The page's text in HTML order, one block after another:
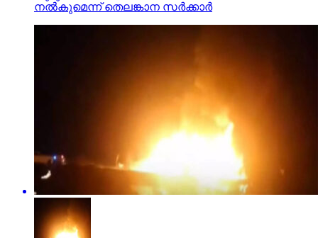
നല്‍കുമെന്ന് തെലങ്കാന സര്‍ക്കാര്‍